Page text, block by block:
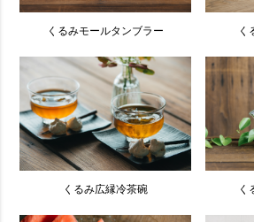
くるみモールタンブラー く
くるみ広縁冷茶碗 く